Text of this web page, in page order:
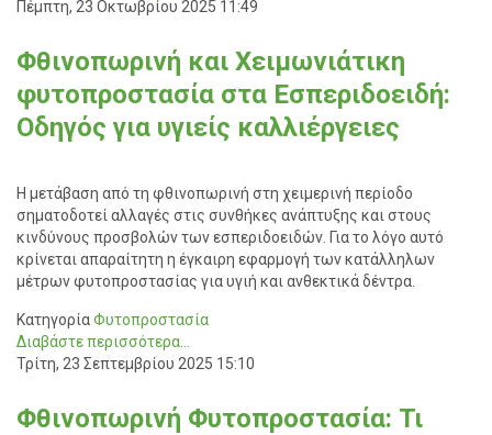
Πέμπτη, 23 Οκτωβρίου 2025 11:49
Φθινοπωρινή και Χειμωνιάτικη
φυτοπροστασία στα Εσπεριδοειδή:
Οδηγός για υγιείς καλλιέργειες
Η μετάβαση από τη φθινοπωρινή στη χειμερινή περίοδο
σηματοδοτεί αλλαγές στις συνθήκες ανάπτυξης και στους
κινδύνους προσβολών των εσπεριδοειδών. Για το λόγο αυτό
κρίνεται απαραίτητη η έγκαιρη εφαρμογή των κατάλληλων
μέτρων φυτοπροστασίας για υγιή και ανθεκτικά δέντρα.
ΚατηγορίαΦυτοπροστασία
Διαβάστε περισσότερα...
Τρίτη, 23 Σεπτεμβρίου 2025 15:10
Φθινοπωρινή Φυτοπροστασία: Τι